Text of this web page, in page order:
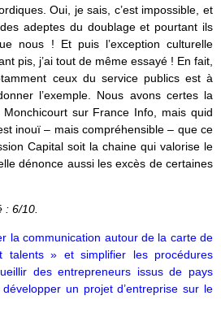
Oui, je sais, c’est impossible, et
adeptes du doublage et pourtant ils
nous ! Et puis l’exception culturelle
pis, j’ai tout de même essayé ! En fait,
ceux du service publics est à
l’exemple. Nous avons certes la
sur France Info, mais quid
inouï – mais compréhensible – que ce
Capital soit la chaine qui valorise le
dénonce aussi les excès de certaines
: 6/10.
la communication autour de la carte de
talents » et simplifier les procédures
des entrepreneurs issus de pays
un projet d’entreprise sur le